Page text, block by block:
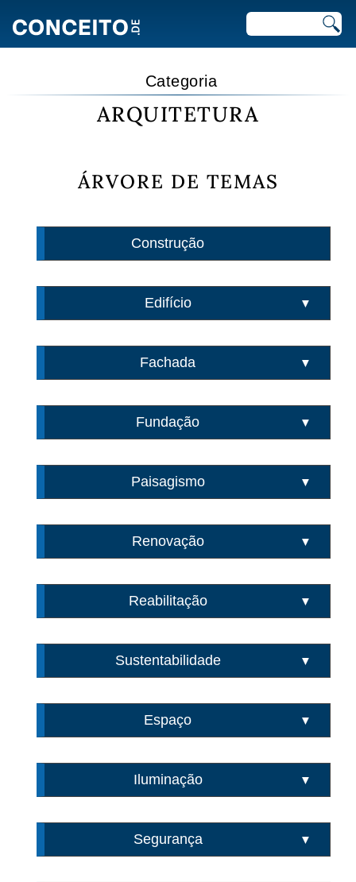
Categoria
ARQUITETURA
ÁRVORE DE TEMAS
Construção
Edifício ▼
Fachada ▼
Fundação ▼
Paisagismo ▼
Renovação ▼
Reabilitação ▼
Sustentabilidade ▼
Espaço ▼
Iluminação ▼
Segurança ▼